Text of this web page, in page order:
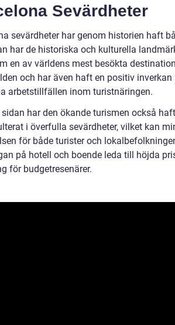
Sevärdheter
sevärdheter har genom historien haft
har de historiska och kulturella
en av världens mest besökta
och har även haft en positiv
arbetstillfällen inom turistnäringen.
har den ökande turismen också
i överfulla sevärdheter, vilket kan
för både turister och
på hotell och boende leda till höjda
för budgetresenärer.